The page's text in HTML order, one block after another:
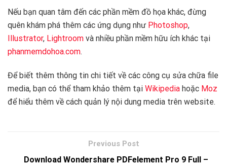
Nếu bạn quan tâm đến các phần mềm đồ họa khác, đừng
quên khám phá thêm các ứng dụng như Photoshop,
Illustrator, Lightroom và nhiều phần mềm hữu ích khác tại
phanmemdohoa.com.
Để biết thêm thông tin chi tiết về các công cụ sửa chữa file
media, bạn có thể tham khảo thêm tại Wikipedia hoặc Moz
để hiểu thêm về cách quản lý nội dung media trên website.
Download Wondershare PDFelement Pro 9 Full –